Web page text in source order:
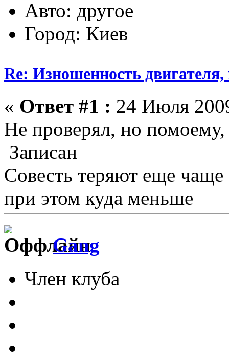
Авто: другое
Город: Киев
Re: Изношенность
« Ответ #1 : 24 Июля
Не проверял, но помоему,
Записан
Совесть теряют еще
при этом куда меньше
Gang
Член клуба